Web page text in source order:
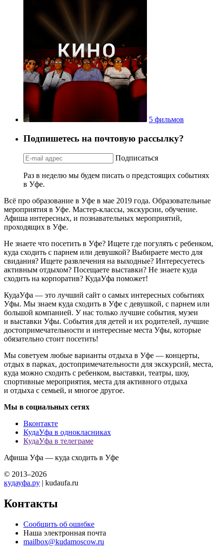
5 фильмов
Подпишетесь на почтовую рассылку?
Подписаться
Раз в неделю мы будем писать о предстоящих событиях
в Уфе.
Всё про образование в Уфе в мае 2019 года. Образовательные
мероприятия в Уфе. Мастер-классы, экскурсии, обучение.
Афиша интересных, и познавательных мероприятий,
проходящих в Уфе.
Не знаете что посетить в Уфе? Ищете где погулять с ребенком,
куда сходить с парнем или девушкой? Выбираете место для
свидания? Ищете развлечения на выходные? Интересуетесь
активным отдыхом? Посещаете выставки? Не знаете куда
сходить на корпоратив? КудаУфа поможет!
КудаУфа — это лучший сайт о самых интересных событиях
Уфы. Мы знаем куда сходить в Уфе с девушкой, с парнем или
большой компанией. У нас только лучшие события, музеи
и выставки Уфы. События для детей и их родителей, лучшие
достопримечательности и интересные места Уфы, которые
обязательно стоит посетить!
Мы советуем любые варианты отдыха в Уфе — концерты,
отдых в парках, достопримечательности для экскурсий, места,
куда можно сходить с ребенком, выставки, театры, шоу,
спортивные мероприятия, места для активного отдыха
и отдыха с семьей, и многое другое.
Мы в социальных сетях
Вконтакте
КудаУфа в однокласниках
КудаУфа в телеграме
Афиша Уфа — куда сходить в Уфе
© 2013–2026
кудауфа.ру | kudaufa.ru
Контакты
Сообщить об ошибке
Наша электронная почта
mailbox@kudamoscow.ru